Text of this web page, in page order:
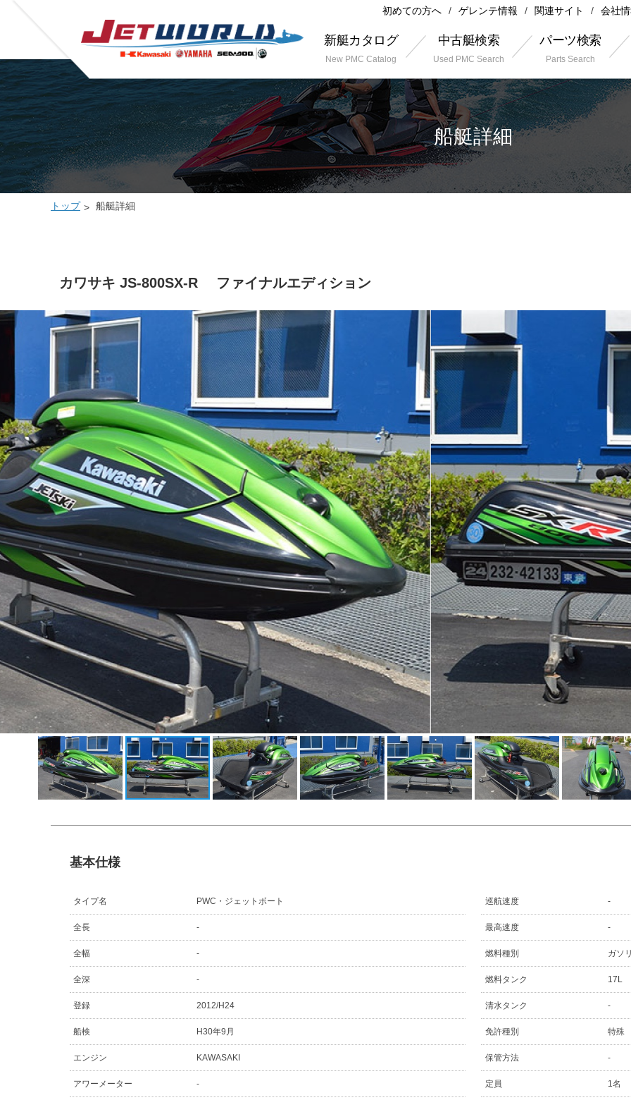
初めての方へ ゲレンテ情報 関連サイト 会社
新艇カタログ
New PMC Catalog
中古艇検索
Used PMC Search
パーツ検索
Parts Search
船艇詳細
トップ 船艇詳細
カワサキ JS-800SX-R ファイナルエディション
基本仕様
タイプ名 PWC・ジェットボート
全長 -
全幅 -
全深 -
登録 2012/H24
船検 H30年9月
エンジン KAWASAKI
アワーメーター -
巡航速度 -
最高速度 -
燃料種別 ガソ
燃料タンク 17L
清水タンク -
免許種別 特殊
保管方法 -
定員 1名